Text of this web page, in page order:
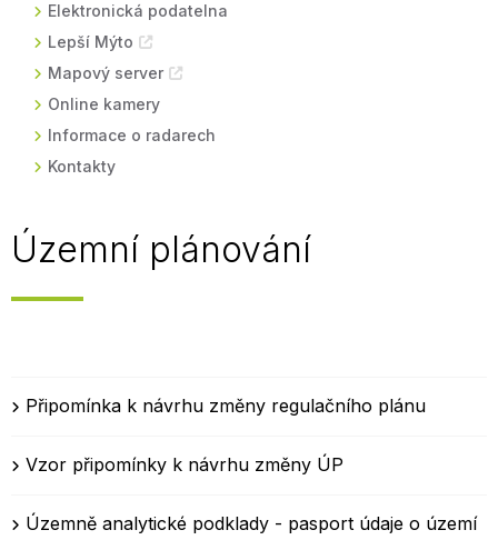
Elektronická podatelna
Lepší Mýto
Mapový server
Online kamery
Informace o radarech
Kontakty
Územní plánování
Připomínka k návrhu změny regulačního plánu
Vzor připomínky k návrhu změny ÚP
Územně analytické podklady - pasport údaje o území